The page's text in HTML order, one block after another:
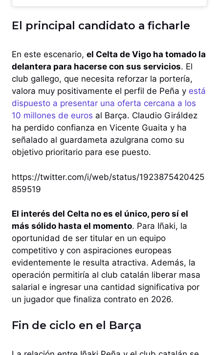
El principal candidato a ficharle
En este escenario, el Celta de Vigo ha tomado la
delantera para hacerse con sus servicios. El
club gallego, que necesita reforzar la portería,
valora muy positivamente el perfil de Peña y está
dispuesto a presentar una oferta cercana a los
10 millones de euros al Barça. Claudio Giráldez
ha perdido confianza en Vicente Guaita y ha
señalado al guardameta azulgrana como su
objetivo prioritario para ese puesto.
https://twitter.com/i/web/status/1923875420425
859519
El interés del Celta no es el único, pero sí el
más sólido hasta el momento. Para Iñaki, la
oportunidad de ser titular en un equipo
competitivo y con aspiraciones europeas
evidentemente le resulta atractiva. Además, la
operación permitiría al club catalán liberar masa
salarial e ingresar una cantidad significativa por
un jugador que finaliza contrato en 2026.
Fin de ciclo en el Barça